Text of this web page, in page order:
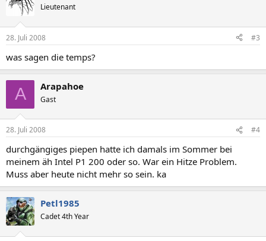
Lieutenant
28. Juli 2008 #3
was sagen die temps?
A Arapahoe
Gast
28. Juli 2008 #4
durchgängiges piepen hatte ich damals im Sommer bei
meinem äh Intel P1 200 oder so. War ein Hitze Problem.
Muss aber heute nicht mehr so sein. ka
Petl1985
Cadet 4th Year